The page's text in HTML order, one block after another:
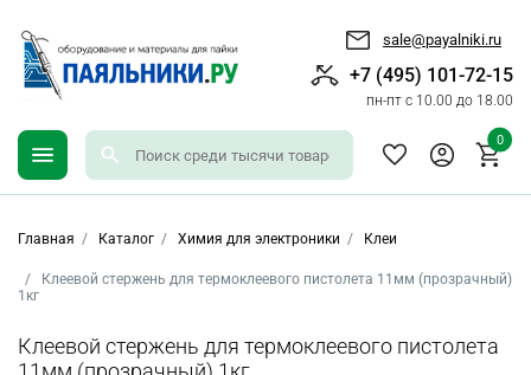
sale@payalniki.ru
+7 (495) 101-72-15
пн-пт с 10.00 до 18.00
0
Главная Каталог Химия для электроники Клеи
Клеевой стержень для термоклеевого пистолета 11мм (прозрачный)
1кг
Клеевой стержень для термоклеевого пистолета